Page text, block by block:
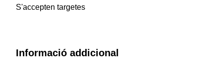
S'accepten targetes
Informació addicional